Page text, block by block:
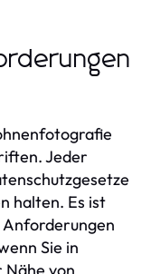
Jeder
halten. Es ist
Sie in
von